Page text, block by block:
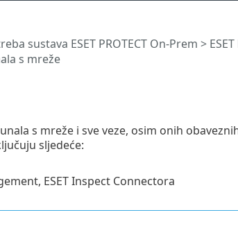
sustava ESET PROTECT On-Prem >
s mreže
s mreže i sve veze, osim onih
sljedeće:
ESET Inspect Connectora